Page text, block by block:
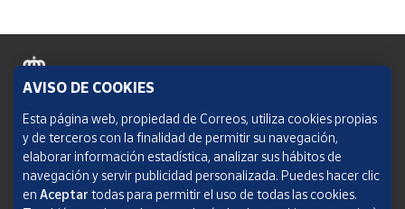
Política de cookies
Aviso legal
Condiciones del servicio
AVISO DE COOKIES
Esta página web, propiedad de Correos, utiliza cookies propias
y de terceros con la finalidad de permitir su navegación,
elaborar información estadística, analizar sus hábitos de
navegación y servir publicidad personalizada. Puedes hacer clic
en Aceptar todas para permitir el uso de todas las cookies.